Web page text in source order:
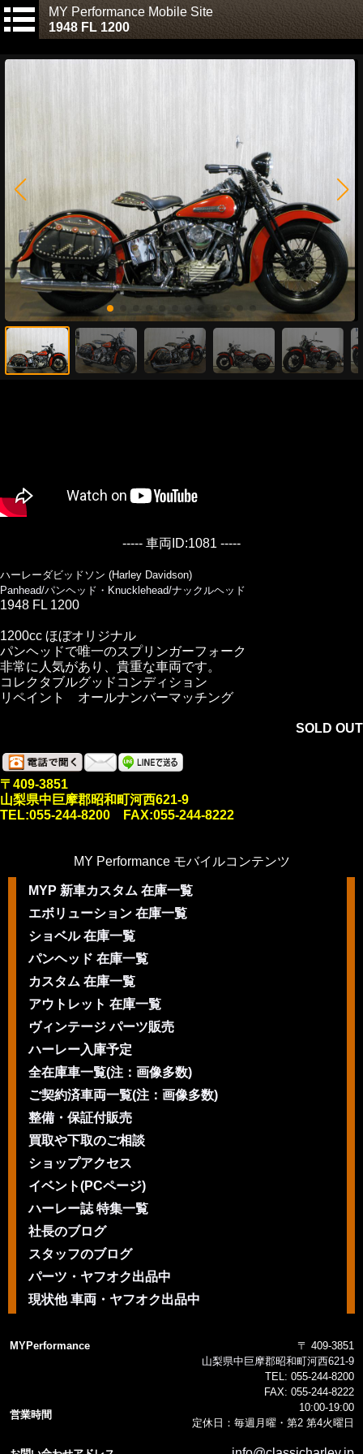
MY Performance Mobile Site
1948 FL 1200
----- 車両ID:1081 -----
ハーレーダビッドソン (Harley Davidson)
Panhead/パンヘッド・Knucklehead/ナックルヘッド
1948 FL 1200
1200cc ほぼオリジナル
パンヘッドで唯一のスプリンガーフォーク
非常に人気があり、貴重な車両です。
コレクタブルグッドコンディション
リペイント オールナンバーマッチング
SOLD OUT
〒409-3851
山梨県中巨摩郡昭和町河西621-9
TEL:055-244-8200 FAX:055-244-8222
MY Performance モバイルコンテンツ
MYP 新車カスタム 在庫一覧
エボリューション 在庫一覧
ショベル 在庫一覧
パンヘッド 在庫一覧
カスタム 在庫一覧
アウトレット 在庫一覧
ヴィンテージ パーツ販売
ハーレー入庫予定
全在庫車一覧(注：画像多数)
ご契約済車両一覧(注：画像多数)
整備・保証付販売
買取や下取のご相談
ショップアクセス
イベント(PCページ)
ハーレー誌 特集一覧
社長のブログ
スタッフのブログ
パーツ・ヤフオク出品中
現状他 車両・ヤフオク出品中
MYPerformance
〒 409-3851
山梨県中巨摩郡昭和町河西621-9
TEL: 055-244-8200
FAX: 055-244-8222
営業時間
10:00-19:00
定休日：毎週月曜・第2 第4火曜日